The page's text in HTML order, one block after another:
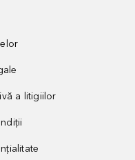
a litigiilor